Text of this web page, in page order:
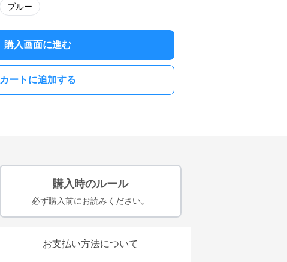
ブルー
購入画面に進む
カートに追加する
購入時のルール
必ず購入前にお読みください。
お支払い方法について